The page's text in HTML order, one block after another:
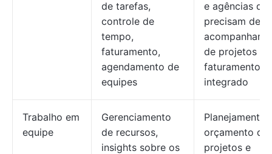
de tarefas,
controle de
tempo,
faturamento,
agendamento de
equipes
e agências
precisam de
de projetos
faturamento
integrado
Trabalho em
equipe
Gerenciamento
de recursos,
insights sobre os
Planejamento
orçamento de
projetos e